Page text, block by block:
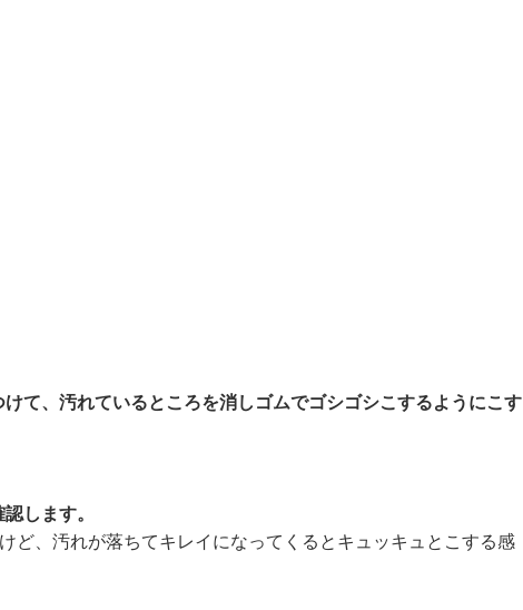
て、汚れているところを消しゴムでゴシゴシこするようにこす
します。
ど、汚れが落ちてキレイになってくるとキュッキュとこする感